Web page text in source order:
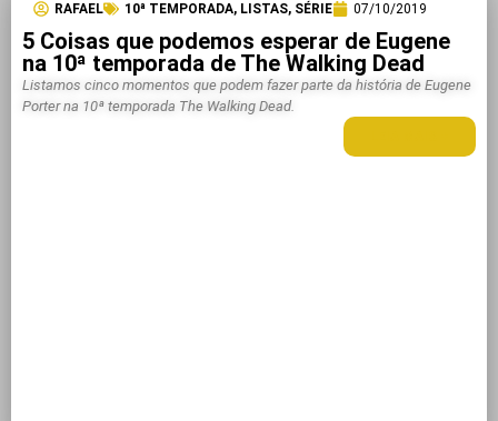
RAFAEL 10ª TEMPORADA, LISTAS, SÉRIE 07/10/2019
5 Coisas que podemos esperar de Eugene
na 10ª temporada de The Walking Dead
Listamos cinco momentos que podem fazer parte da história de Eugene
Porter na 10ª temporada The Walking Dead.